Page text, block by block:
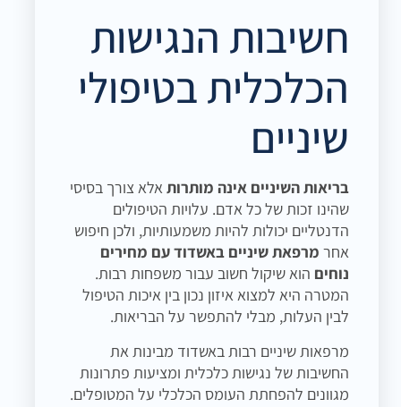
חשיבות הנגישות
הכלכלית בטיפולי
שיניים
בריאות השיניים אינה מותרותאלא צורך בסיסי
שהינו זכות של כל אדם. עלויות הטיפולים
הדנטליים יכולות להיות משמעותיות, ולכן חיפוש
אחר מרפאת שיניים באשדוד עם מחירים
נוחים הוא שיקול חשוב עבור משפחות רבות.
המטרה היא למצוא איזון נכון בין איכות הטיפול
לבין העלות, מבלי להתפשר על הבריאות.
מרפאות שיניים רבות באשדוד מבינות את
החשיבות של נגישות כלכלית ומציעות פתרונות
מגוונים להפחתת העומס הכלכלי על המטופלים.